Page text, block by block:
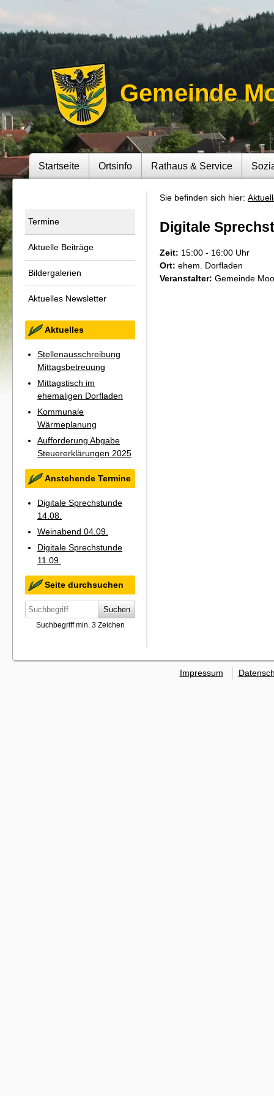
Gemeinde
Startseite Ortsinfo Rathaus & Service
Termine
Aktuelle Beiträge
Bildergalerien
Aktuelles Newsletter
Aktuelles
Stellenausschreibung
Mittagsbetreuung
Mittagstisch im
ehemaligen Dorfladen
Kommunale
Wärmeplanung
Aufforderung Abgabe
Steuererklärungen 2025
Anstehende Termine
Digitale Sprechstunde
14.08.
Weinabend 04.09.
Digitale Sprechstunde
11.09.
Seite durchsuchen
Suchen
Suchbegriff min. 3 Zeichen
Sie befinden sich hier:
Digitale
Zeit: 15:00 - 16:00 Uhr
Ort: ehem. Dorfladen
Veranstalter: Gemeinde
Impressum